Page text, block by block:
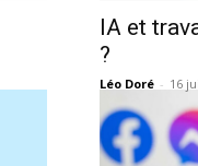
IA et
?
Léo Doré - 16